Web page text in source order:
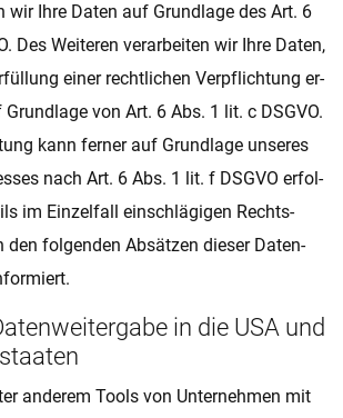
wir Ihre Daten auf Grund­la­ge des Art. 6
Des Wei­te­ren ver­a­r­bei­ten wir Ihre Daten,
einer recht­li­chen Ver­pflich­tung er­
von Art. 6 Abs. 1 lit. c DSGVO.
kann fer­ner auf Grund­la­ge un­se­res
nach Art. 6 Abs. 1 lit. f DSGVO er­fol­
im Ein­zel­fall ein­schlä­gi­gen Rechts­
den fol­gen­den Ab­sät­zen die­ser Da­ten­
in die USA und
an­de­rem Tools von Un­ter­neh­men mit